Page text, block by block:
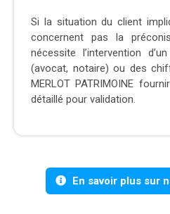
Si la situation du client
concernent pas la
nécessite l’intervention
(avocat, notaire) ou des
MERLOT PATRIMOINE
détaillé pour validation.
En savoir plus sur